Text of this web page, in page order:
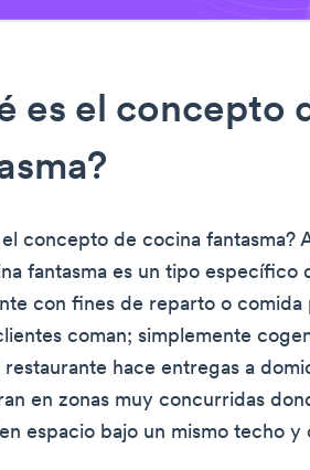
es el concepto
concepto de cocina fantasma?
fantasma es un tipo específico
con fines de reparto o
coman; simplemente
restaurante hace entregas a
en zonas muy concurridas
espacio bajo un mismo techo